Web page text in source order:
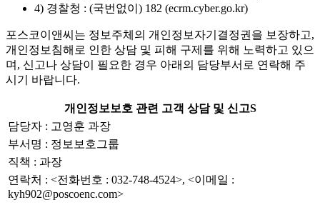
4) 경찰청 : (국번없이) 182 (ecrm.cyber.go.kr)
포스코이앤씨는 정보주체의 개인정보자기결정권을 보장하고,
개인정보침해로 인한 상담 및 피해 구제를 위해 노력하고 있으
며, 신고나 상담이 필요한 경우 아래의 담당부서로 연락해 주
시기 바랍니다.
개인정보보호 관련 고객 상담 및 신고S
담당자 : 고영훈 과장
부서명 : 정보보호그룹
직책 : 과장
연락처 : <전화번호 : 032-748-4524>, <이메일 :
kyh902@poscoenc.com>